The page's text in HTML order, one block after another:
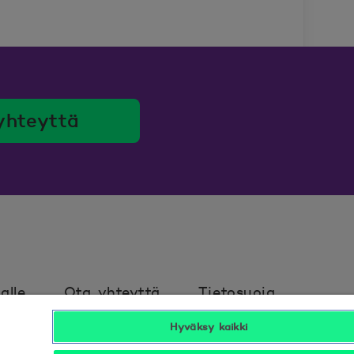
Ota yhteyttä Tietosuoja
Hyödyllistä tietää
Hyväksy kaikki